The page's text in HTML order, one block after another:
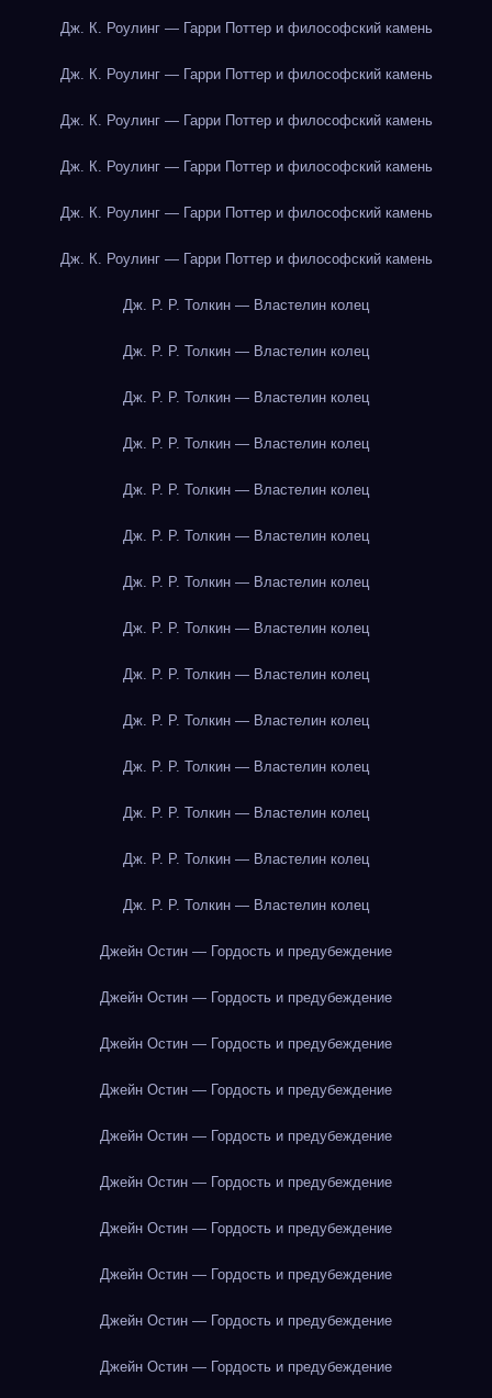
Дж. К. Роулинг — Гарри Поттер и философский камень
Дж. К. Роулинг — Гарри Поттер и философский камень
Дж. К. Роулинг — Гарри Поттер и философский камень
Дж. К. Роулинг — Гарри Поттер и философский камень
Дж. К. Роулинг — Гарри Поттер и философский камень
Дж. К. Роулинг — Гарри Поттер и философский камень
Дж. Р. Р. Толкин — Властелин колец
Дж. Р. Р. Толкин — Властелин колец
Дж. Р. Р. Толкин — Властелин колец
Дж. Р. Р. Толкин — Властелин колец
Дж. Р. Р. Толкин — Властелин колец
Дж. Р. Р. Толкин — Властелин колец
Дж. Р. Р. Толкин — Властелин колец
Дж. Р. Р. Толкин — Властелин колец
Дж. Р. Р. Толкин — Властелин колец
Дж. Р. Р. Толкин — Властелин колец
Дж. Р. Р. Толкин — Властелин колец
Дж. Р. Р. Толкин — Властелин колец
Дж. Р. Р. Толкин — Властелин колец
Дж. Р. Р. Толкин — Властелин колец
Джейн Остин — Гордость и предубеждение
Джейн Остин — Гордость и предубеждение
Джейн Остин — Гордость и предубеждение
Джейн Остин — Гордость и предубеждение
Джейн Остин — Гордость и предубеждение
Джейн Остин — Гордость и предубеждение
Джейн Остин — Гордость и предубеждение
Джейн Остин — Гордость и предубеждение
Джейн Остин — Гордость и предубеждение
Джейн Остин — Гордость и предубеждение